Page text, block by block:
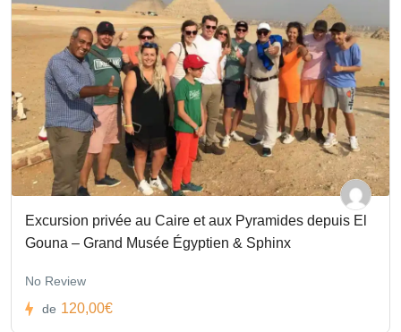
Excursion privée au Caire et aux Pyramides depuis El
Gouna – Grand Musée Égyptien & Sphinx
No Review
de 120,00€